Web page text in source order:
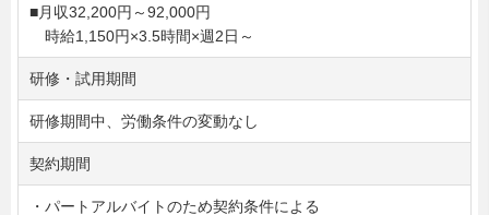
■月収32,200円～92,000円
時給1,150円×3.5時間×週2日～
研修・試用期間
研修期間中、労働条件の変動なし
契約期間
・パートアルバイトのため契約条件による